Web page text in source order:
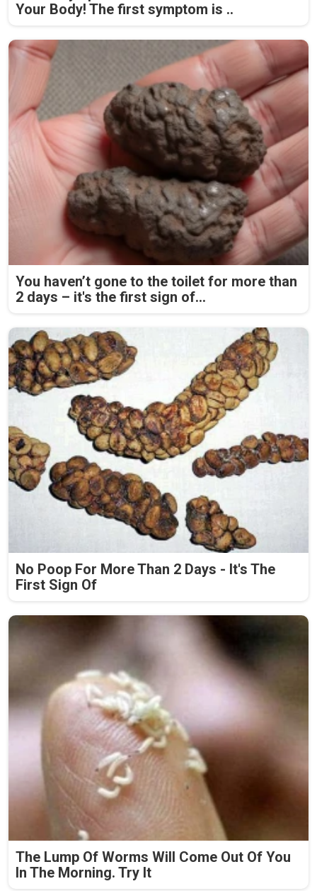
Your Body! The first symptom is ..
You haven’t gone to the toilet for more than
2 days – it's the first sign of...
No Poop For More Than 2 Days - It's The
First Sign Of
The Lump Of Worms Will Come Out Of You
In The Morning. Try It